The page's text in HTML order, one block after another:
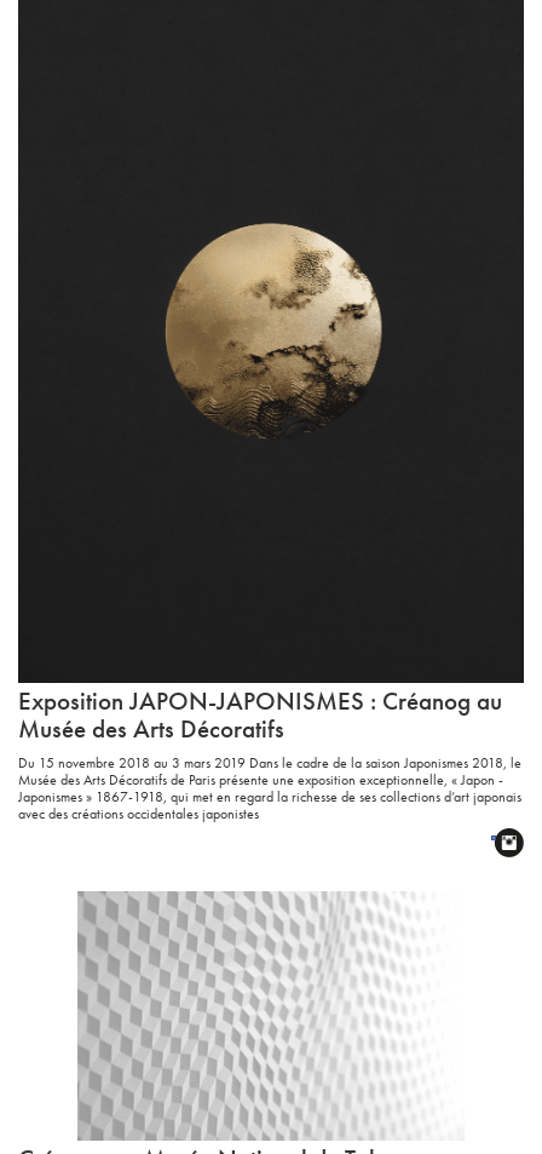
ExpositionJAPON-JAPONISMES : Créanog au
Musée des Arts Décoratifs
Du 15 novembre 2018 au 3 mars 2019 Dans le cadre de la saison Japonismes 2018, le
Musée des Arts Décoratifs de Paris présente une exposition exceptionnelle, « Japon -
Japonismes » 1867-1918, qui met en regard la richesse de ses collections d’art japonais
avec des créations occidentales japonistes